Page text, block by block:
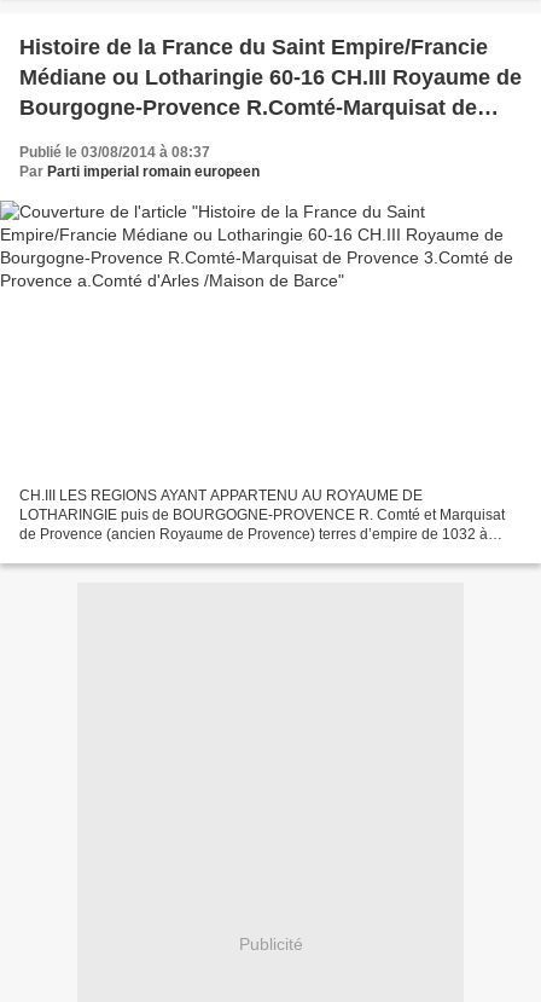
Histoire de la France du Saint Empire/Francie
Médiane ou Lotharingie 60-16 CH.III Royaume de
Bourgogne-Provence R.Comté-Marquisat de
Provence 3.Comté de Provence a.Comté d'Arles
/Maison de Barce
Publié le 03/08/2014 à 08:37
Par Parti imperial romain europeen
CH.III LES REGIONS AYANT APPARTENU AU ROYAUME DE
LOTHARINGIE puis de BOURGOGNE-PROVENCE R. Comté et Marquisat
de Provence (ancien Royaume de Provence) terres d’empire de 1032 à
a.Archevêché...
Publicité